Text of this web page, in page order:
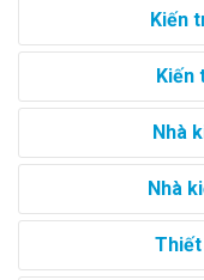
Kiến
Kiến
Nhà
Nhà